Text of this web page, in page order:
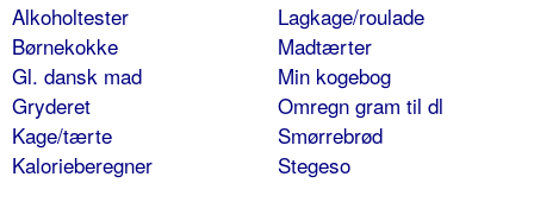
Alkoholtester
Børnekokke
Gl. dansk mad
Gryderet
Kage/tærte
Kalorieberegner
Lagkage/roulade
Madtærter
Min kogebog
Omregn gram til dl
Smørrebrød
Stegeso